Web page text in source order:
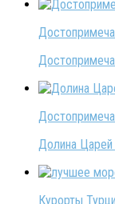
Долина Царей
Курорты